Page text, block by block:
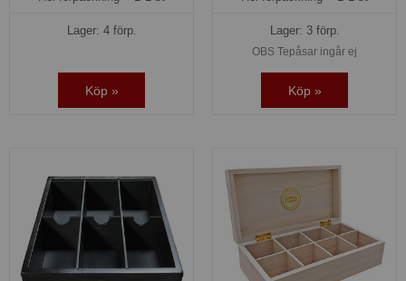
Lager: 4 förp.
Köp »
Lager: 3 förp.
OBS Tepåsar ingår ej
Köp »